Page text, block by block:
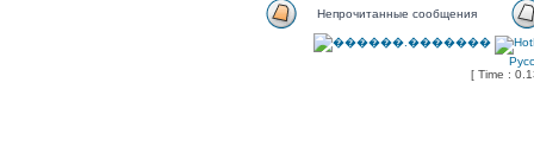
Непрочитанные сообщения
[ Time :